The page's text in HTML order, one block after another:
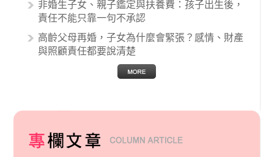
非婚生子女、親子鑑定與扶養費：孩子出生後，
責任不能只靠一句不承認
高齡父母再婚，子女為什麼會緊張？感情、財產
與照顧責任都要說清楚